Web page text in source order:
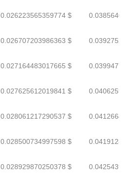
0.026223565359774 $
0.026707203986363 $
0.027164483017665 $
0.027625612019841 $
0.028061217290537 $
0.028500734997598 $
0.028929870250378 $